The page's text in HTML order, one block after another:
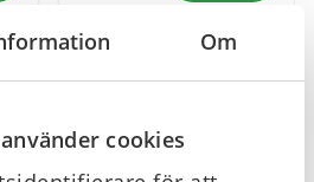
Om
cookies